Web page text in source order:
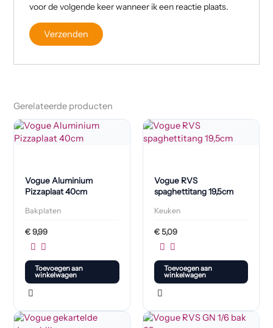
voor de volgende keer wanneer ik een reactie plaats.
Gerelateerde producten
Vogue Aluminium
Pizzaplaat 40cm
Bakplaten
€9,99
Toevoegen aan
winkelwagen
Vogue RVS
spaghettitang 19,5cm
Keuken
€5,09
Toevoegen aan
winkelwagen